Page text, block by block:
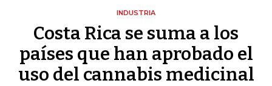
INDUSTRIA
Costa Rica se suma a los
países que han aprobado el
uso del cannabis medicinal